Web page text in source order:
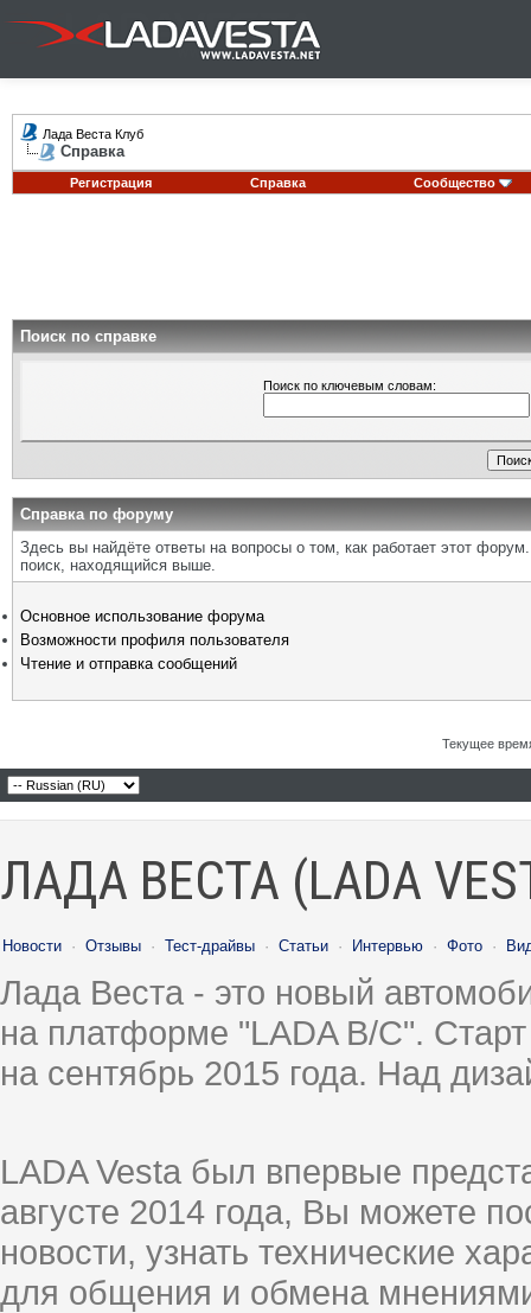
Лада Веста Клуб
Справка
Регистрация Справка Сообщество
Поиск по справке
Поиск по ключевым словам:
Справка по форуму
Здесь вы найдёте ответы на вопросы о том, как работает этот
поиск, находящийся выше.
Основное использование форума
Возможности профиля пользователя
Чтение и отправка сообщений
Текущее
ЛАДА ВЕСТА (LADA
Новости · Отзывы · Тест-драйвы · Статьи · Интервью · Фото ·
Лада Веста - это новый
на платформе "LADA B/C".
на сентябрь 2015 года. Над
LADA Vesta был впервые
августе 2014 года, Вы можете
новости, узнать технические
для общения и обмена